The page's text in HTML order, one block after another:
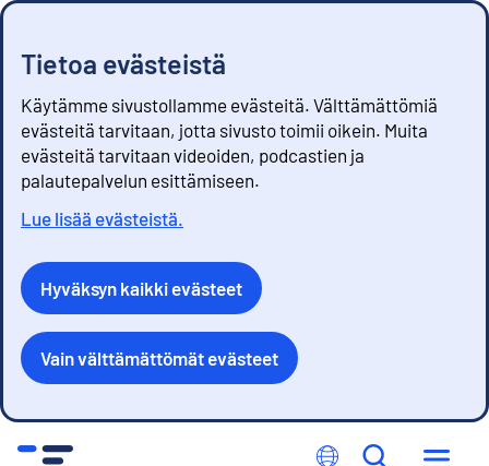
Tietoa evästeistä
Käytämme sivustollamme evästeitä. Välttämättömiä
evästeitä tarvitaan, jotta sivusto toimii oikein. Muita
evästeitä tarvitaan videoiden, podcastien ja
palautepalvelun esittämiseen.
Lue lisää evästeistä.
Hyväksyn kaikki evästeet
Vain välttämättömät evästeet